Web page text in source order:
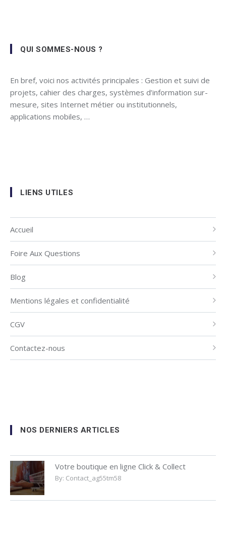
QUI SOMMES-NOUS ?
En bref, voici nos activités principales : Gestion et suivi de
projets, cahier des charges, systèmes d’information sur-
mesure, sites Internet métier ou institutionnels,
applications mobiles, …
LIENS UTILES
Accueil
Foire Aux Questions
Blog
Mentions légales et confidentialité
CGV
Contactez-nous
NOS DERNIERS ARTICLES
Votre boutique en ligne Click & Collect
By: Contact_ag55tm58